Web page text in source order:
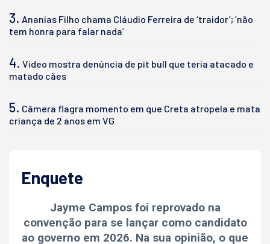
3. Ananias Filho chama Cláudio Ferreira de ‘traidor’; ‘não
tem honra para falar nada’
4. Vídeo mostra denúncia de pit bull que teria atacado e
matado cães
5. Câmera flagra momento em que Creta atropela e mata
criança de 2 anos em VG
Enquete
Jayme Campos foi reprovado na
convenção para se lançar como candidato
ao governo em 2026. Na sua opinião, o que